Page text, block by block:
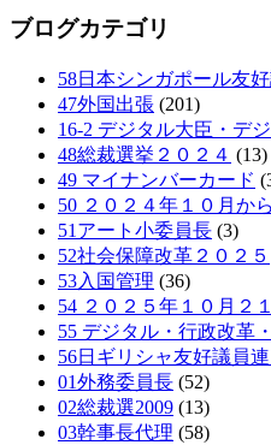
ブログカテゴリ
58日本シンガポール友
47外国出張 (201)
16-2 デジタル大臣・デ
48総裁選挙２０２４ (13)
49 マイナンバーカード
50 ２０２４年１０月か
51アート小委員長 (3)
52社会保障改革２０２５
53入国管理 (36)
54 ２０２５年１０月２
55 デジタル・行政改革
56日ギリシャ友好議員
01外務委員長 (52)
02総裁選2009 (13)
03幹事長代理 (58)